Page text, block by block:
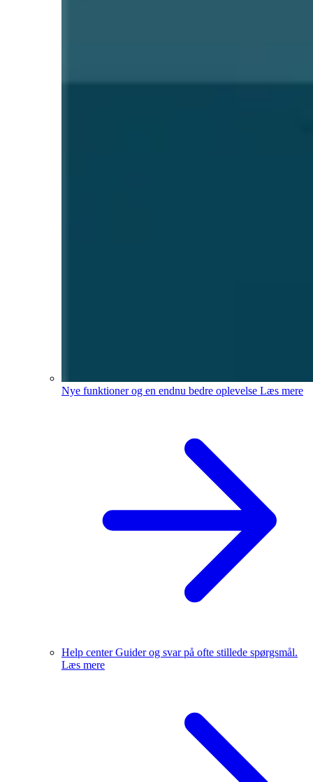
Nye funktioner og en endnu bedre oplevelse Læs mere
Help centerGuider og svar på ofte stillede spørgsmål.
Læs mere